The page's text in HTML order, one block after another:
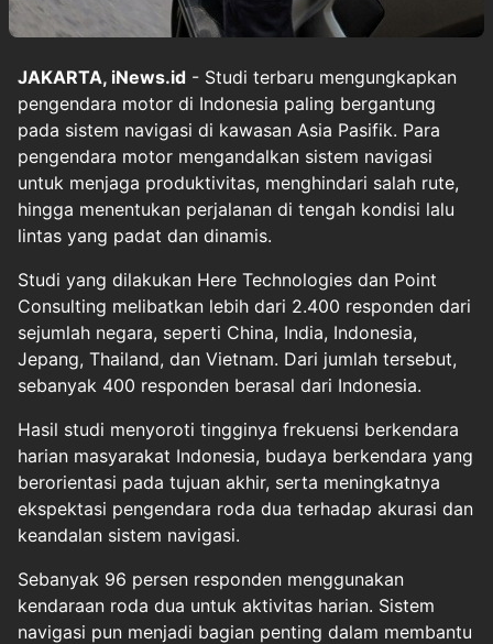
JAKARTA, iNews.id - Studi terbaru mengungkapkan
pengendara motor di Indonesia paling bergantung
pada sistem navigasi di kawasan Asia Pasifik. Para
pengendara motor mengandalkan sistem navigasi
untuk menjaga produktivitas, menghindari salah rute,
hingga menentukan perjalanan di tengah kondisi lalu
lintas yang padat dan dinamis.
Studi yang dilakukan Here Technologies dan Point
Consulting melibatkan lebih dari 2.400 responden dari
sejumlah negara, seperti China, India, Indonesia,
Jepang, Thailand, dan Vietnam. Dari jumlah tersebut,
sebanyak 400 responden berasal dari Indonesia.
Hasil studi menyoroti tingginya frekuensi berkendara
harian masyarakat Indonesia, budaya berkendara yang
berorientasi pada tujuan akhir, serta meningkatnya
ekspektasi pengendara roda dua terhadap akurasi dan
keandalan sistem navigasi.
Sebanyak 96 persen responden menggunakan
kendaraan roda dua untuk aktivitas harian. Sistem
navigasi pun menjadi bagian penting dalam membantu